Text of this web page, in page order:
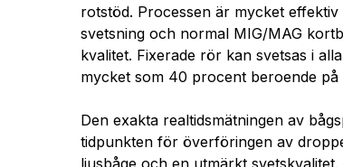
rotstöd. Processen är mycket
svetsning och normal MIG/MAG
kvalitet. Fixerade rör kan svetsas i
mycket som 40 procent beroende på
Den exakta realtidsmätningen av
tidpunkten för överföringen av
ljusbåge och en utmärkt